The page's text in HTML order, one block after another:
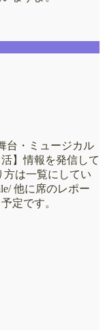
台・ミュージカル
】情報を発信して
方は一覧にしてい
他に席のレポー
定です。